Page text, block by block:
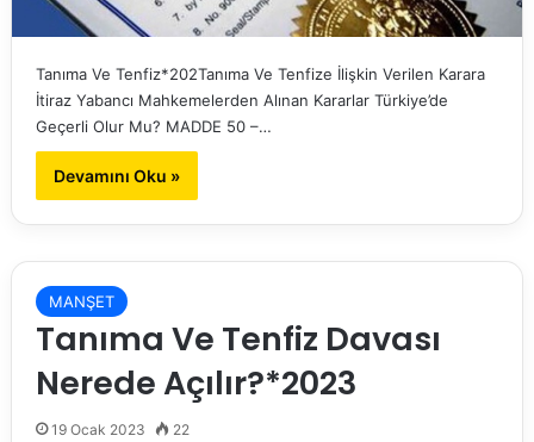
Tanıma Ve Tenfiz*202Tanıma Ve Tenfize İlişkin Verilen Karara
İtiraz Yabancı Mahkemelerden Alınan Kararlar Türkiye’de
Geçerli Olur Mu? MADDE 50 –…
Devamını Oku »
MANŞET
Tanıma Ve Tenfiz Davası
Nerede Açılır?*2023
19 Ocak 2023 22